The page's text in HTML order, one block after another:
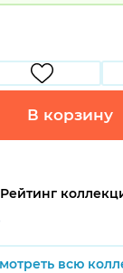
В корзину
Рейтинг
всю